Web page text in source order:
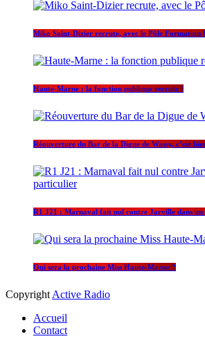
Miko Saint-Dizier recrute, avec le Pôle Formation
Haute-Marne : la fonction publique recrute !
Réouverture du Bar de la Digue de Wassy, c’est
R1 J21 : Marnaval fait nul contre Jarville dans
Qui sera la prochaine Miss Haute-Marne ?
Copyright Active Radio
Accueil
Contact